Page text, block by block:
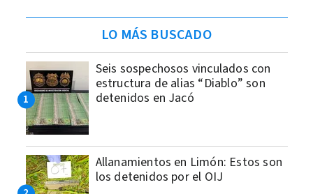
LO MÁS BUSCADO
Seis sospechosos vinculados con
estructura de alias “Diablo” son
detenidos en Jacó
Allanamientos en Limón: Estos son
los detenidos por el OIJ